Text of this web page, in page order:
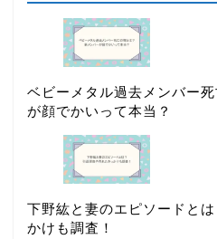
ベビーメタル過去メンバー
が顔でかいって本当？
下野紘と妻のエピソードと
かけも調査！